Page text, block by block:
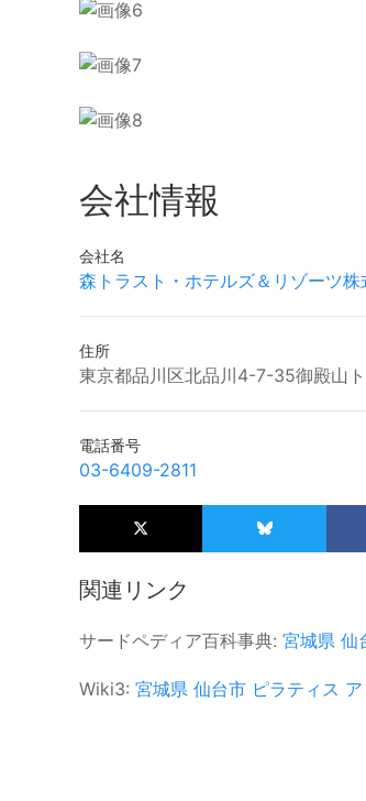
会社情報
会社名
森トラスト・ホテルズ＆リゾーツ株
住所
東京都品川区北品川4-7-35御殿山
電話番号
03-6409-2811
関連リンク
サードペディア百科事典: 宮城県 仙
Wiki3: 宮城県 仙台市 ピラティス